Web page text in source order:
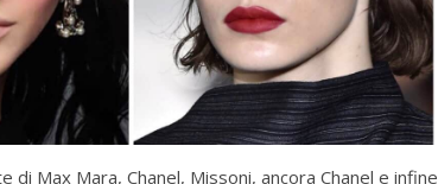
Max Mara, Chanel, Missoni, ancora Chanel e infine